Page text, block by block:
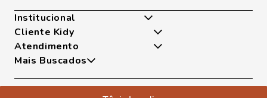
Institucional
Quem somos
Nossas Tecnologias
Fases Dos Pezinhos
Dúvidas Frequentes
Trocas e Devoluções
Cliente Kidy
Minha Conta
Atendimento
Exceto Feriados
WhatsApp: (18) 99817-5951
Mais Buscados
Tênis